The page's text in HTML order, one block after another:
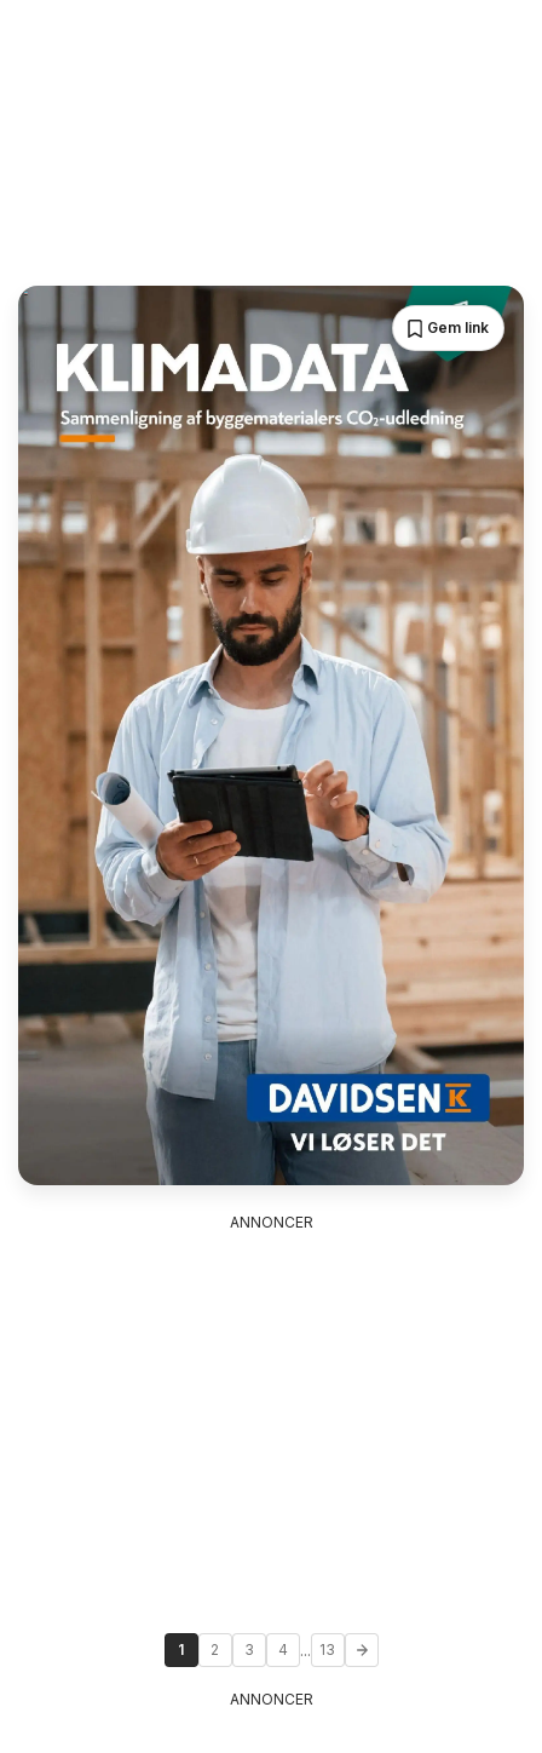
Gem link
ANNONCER
1 2 3 4 ... 13
ANNONCER